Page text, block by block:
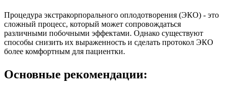
Процедура экстракорпорального оплодотворения (ЭКО) - это
сложный процесс, который может сопровождаться
различными побочными эффектами. Однако существуют
способы снизить их выраженность и сделать протокол ЭКО
более комфортным для пациентки.
Основные рекомендации: